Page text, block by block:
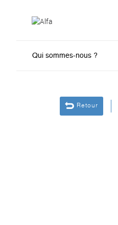
Qui sommes-nous ?
Retour